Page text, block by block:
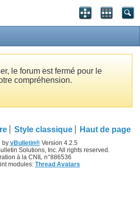
le forum est fermé pour le
compréhension.
Style classique Haut de page
by vBulletin®Version 4.2.5
Solutions, Inc. All rights reserved.
à la CNIL n°886536
modules: Thread Avatars